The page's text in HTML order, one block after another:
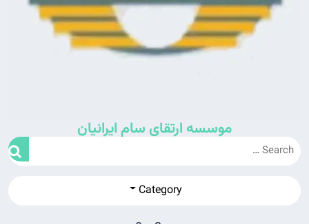
موسسه ارتقای سام ایرانیان
Category